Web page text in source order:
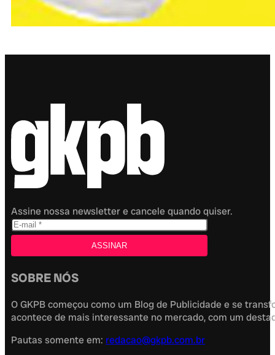
Assine nossa newsletter e cancele quando quiser.
SOBRE NÓS
O GKPB começou como um Blog de Publicidade e se
acontece de mais interessante no mercado, com um
Pautas somente em: redacao@gkpb.com.br